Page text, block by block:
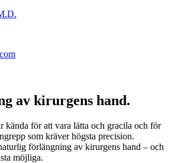
av kirurgens hand.
kända för att vara lätta och gracila och för
som kräver högsta precision.
förlängning av kirurgens hand – och
möjliga.